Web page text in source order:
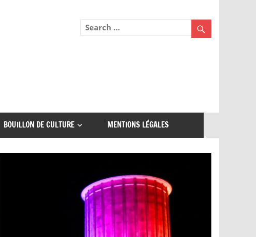
BOUILLON DE CULTURE MENTIONS LÉGALES